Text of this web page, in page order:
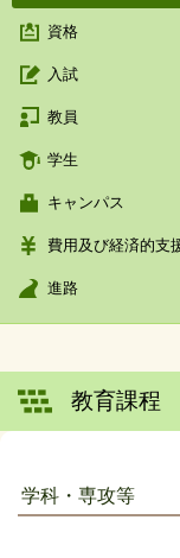
資格
入試
教員
学生
キャンパス
費用及び経済的支
進路
教育課程
学科・専攻等